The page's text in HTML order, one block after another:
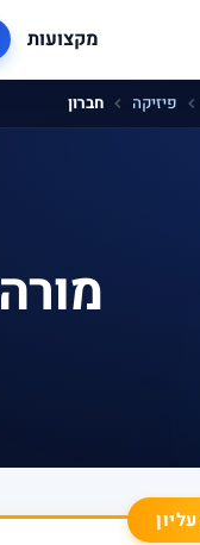
מקצועות
פיזיקה חברון